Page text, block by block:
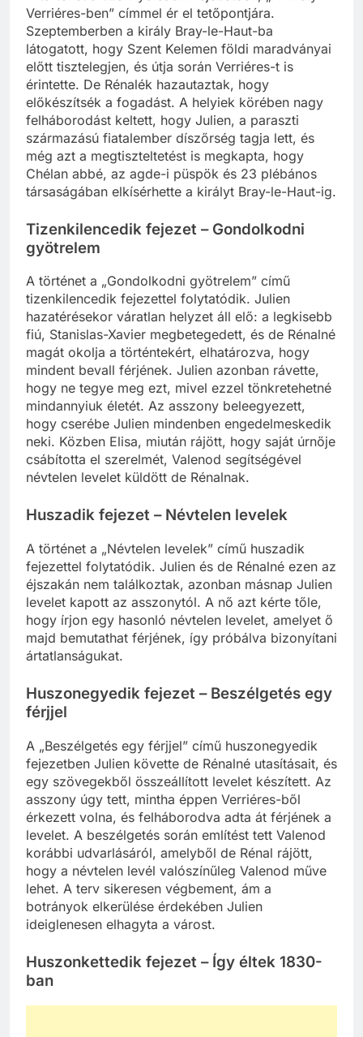
A történet a tizennyolcadik fejezetben, „A király
Verriéres-ben” címmel ér el tetőpontjára.
Szeptemberben a király Bray-le-Haut-ba
látogatott, hogy Szent Kelemen földi maradványai
előtt tisztelegjen, és útja során Verriéres-t is
érintette. De Rénalék hazautaztak, hogy
előkészítsék a fogadást. A helyiek körében nagy
felháborodást keltett, hogy Julien, a paraszti
származású fiatalember díszőrség tagja lett, és
még azt a megtiszteltetést is megkapta, hogy
Chélan abbé, az agde-i püspök és 23 plébános
Tizenkilencedik fejezet – Gondolkodni
gyötrelem
A történet a „Gondolkodni gyötrelem” című
tizenkilencedik fejezettel folytatódik. Julien
hazatérésekor váratlan helyzet áll elő: a legkisebb
fiú, Stanislas-Xavier megbetegedett, és de Rénalné
magát okolja a történtekért, elhatározva, hogy
mindent bevall férjének. Julien azonban rávette,
hogy ne tegye meg ezt, mivel ezzel tönkretehetné
mindannyiuk életét. Az asszony beleegyezett,
hogy cserébe Julien mindenben engedelmeskedik
neki. Közben Elisa, miután rájött, hogy saját úrnője
csábította el szerelmét, Valenod segítségével
Huszadik fejezet – Névtelen levelek
A történet a „Névtelen levelek” című huszadik
fejezettel folytatódik. Julien és de Rénalné ezen az
éjszakán nem találkoztak, azonban másnap Julien
levelet kapott az asszonytól. A nő azt kérte tőle,
hogy írjon egy hasonló névtelen levelet, amelyet ő
majd bemutathat férjének, így próbálva bizonyítani
Huszonegyedik fejezet – Beszélgetés egy
férjjel
A „Beszélgetés egy férjjel” című huszonegyedik
fejezetben Julien követte de Rénalné utasításait, és
egy szövegekből összeállított levelet készített. Az
asszony úgy tett, mintha éppen Verriéres-ből
érkezett volna, és felháborodva adta át férjének a
levelet. A beszélgetés során említést tett Valenod
korábbi udvarlásáról, amelyből de Rénal rájött,
hogy a névtelen levél valószínűleg Valenod műve
lehet. A terv sikeresen végbement, ám a
botrányok elkerülése érdekében Julien
Huszonkettedik fejezet – Így éltek 1830-